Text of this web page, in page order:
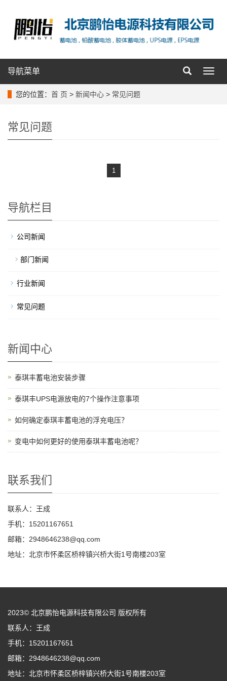
导
导航菜单
您的位置： 首 页 > 新闻中心 > 常见问题
常见问题
1
导航栏目
公司新闻
部门新闻
行业新闻
常见问题
新闻中心
泰琪丰蓄电池安装步骤
泰琪丰UPS电源放电的7个操作注意事项
如何确定泰琪丰蓄电池的浮充电压？
变电中如何更好的使用泰琪丰蓄电池呢？
联系我们
联系人：王成
手机：15201167651
邮箱：2948646238@qq.com
地址：北京市怀柔区桥梓镇兴桥大街1号南楼203室
2023© 北京鹏怡电源科技有限公司 版权所有
联系人：王成
手机：15201167651
邮箱：2948646238@qq.com
地址：北京市怀柔区桥梓镇兴桥大街1号南楼203室